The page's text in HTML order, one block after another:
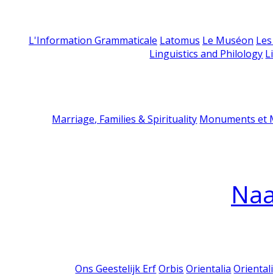
L'Information Grammaticale Latomus Le Muséon
Linguistics and Philology
Marriage, Families & Spirituality Monuments et
Ons Geestelijk Erf Orbis Orientalia